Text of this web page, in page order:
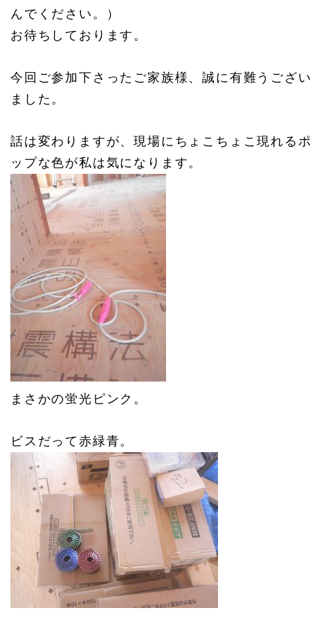
んでください。）
お待ちしております。
今回ご参加下さったご家族様、誠に有難うござ
ました。
話は変わりますが、現場にちょこちょこ現れる
ップな色が私は気になります。
まさかの蛍光ピンク。
ビスだって赤緑青。